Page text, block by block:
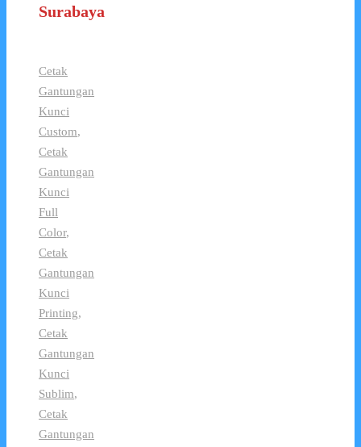
Surabaya
Cetak
Gantungan
Kunci
Custom,
Cetak
Gantungan
Kunci
Full
Color,
Cetak
Gantungan
Kunci
Printing,
Cetak
Gantungan
Kunci
Sublim,
Cetak
Gantungan